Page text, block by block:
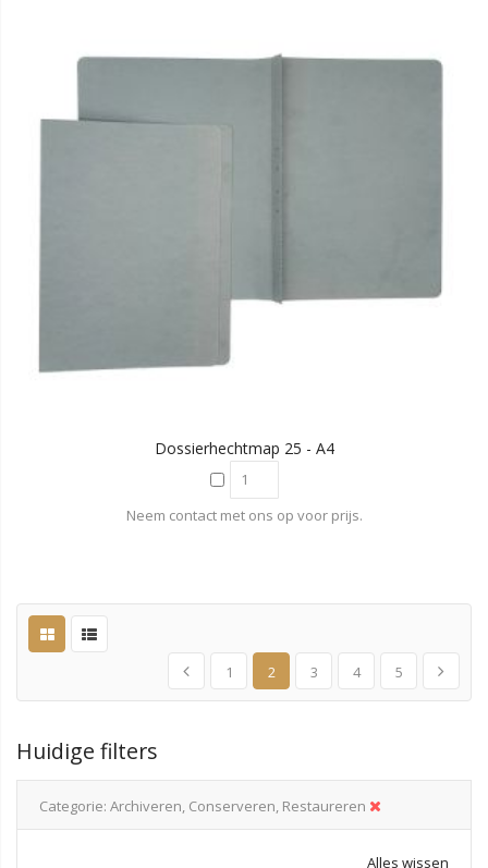
Dossierhechtmap 25 - A4
Neem contact met ons op voor prijs.
1 2 3 4 5
Huidige filters
Categorie Archiveren, Conserveren, Restaureren
Alles wissen